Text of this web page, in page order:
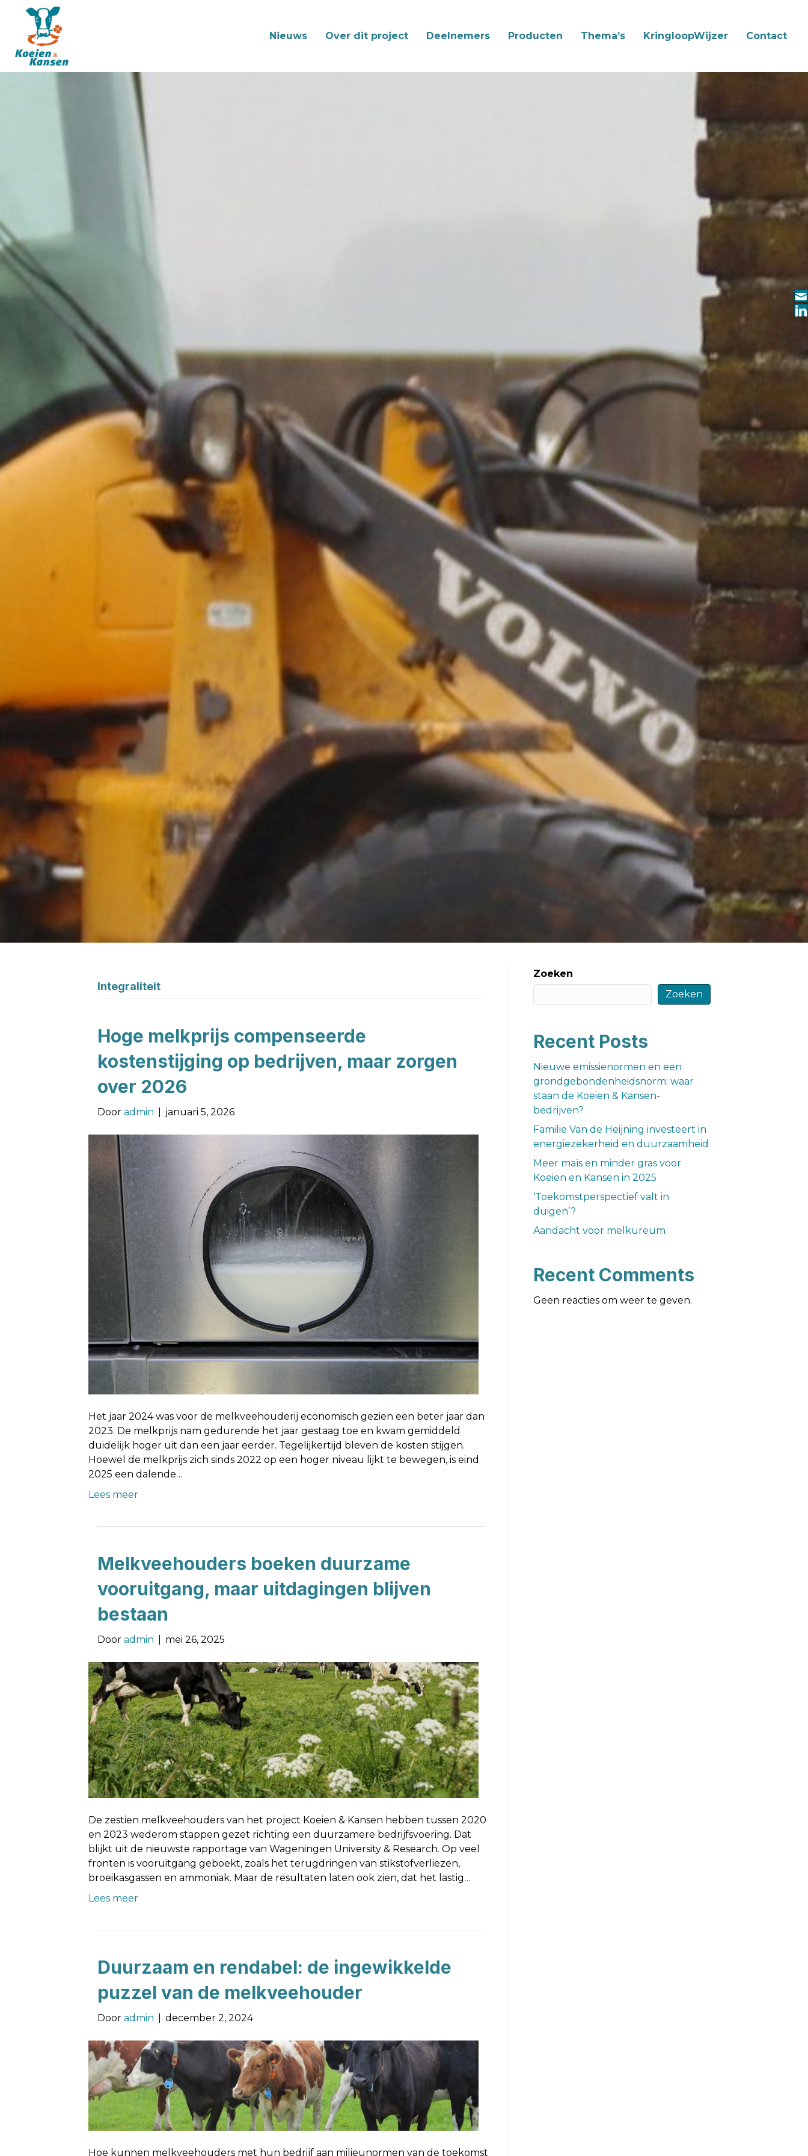
Nieuws Over dit project Deelnemers Producten Thema’s KringloopWijzer Contact
Integraliteit
Hoge melkprijs compenseerde
kostenstijging op bedrijven, maar zorgen
over 2026
Door admin januari 5, 2026
Het jaar 2024 was voor de melkveehouderij economisch gezien een beter jaar dan
2023. De melkprijs nam gedurende het jaar gestaag toe en kwam gemiddeld
duidelijk hoger uit dan een jaar eerder. Tegelijkertijd bleven de kosten stijgen.
Hoewel de melkprijs zich sinds 2022 op een hoger niveau lijkt te bewegen, is eind
2025 een dalende…
Lees meer
Melkveehouders boeken duurzame
vooruitgang, maar uitdagingen blijven
bestaan
Door admin mei 26, 2025
De zestien melkveehouders van het project Koeien & Kansen hebben tussen 2020
en 2023 wederom stappen gezet richting een duurzamere bedrijfsvoering. Dat
blijkt uit de nieuwste rapportage van Wageningen University & Research. Op veel
fronten is vooruitgang geboekt, zoals het terugdringen van stikstofverliezen,
broeikasgassen en ammoniak. Maar de resultaten laten ook zien, dat het lastig…
Lees meer
Duurzaam en rendabel: de ingewikkelde
puzzel van de melkveehouder
Door admin december 2, 2024
Hoe kunnen melkveehouders met hun bedrijf aan milieunormen van de toekomst
Zoeken
Zoeken
Recent Posts
Nieuwe emissienormen en een
grondgebondenheidsnorm: waar
staan de Koeien & Kansen-
bedrijven?
Familie Van de Heijning investeert in
energiezekerheid en duurzaamheid
Meer maïs en minder gras voor
Koeien en Kansen in 2025
‘Toekomstperspectief valt in
duigen’?
Aandacht voor melkureum
Recent Comments
Geen reacties om weer te geven.